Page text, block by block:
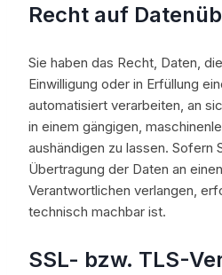
Recht auf
Sie haben das Recht, Daten,
Einwilligung oder in Erfüllung
automatisiert verarbeiten, an
in einem gängigen,
aushändigen zu lassen. Sofern
Übertragung der Daten an
Verantwortlichen verlangen,
technisch machbar ist.
SSL- bzw. TLS-